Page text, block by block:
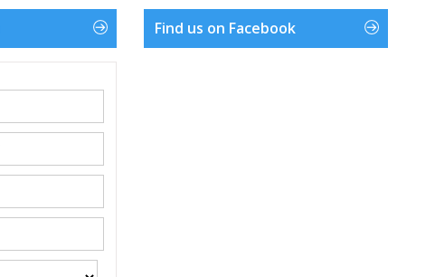
Find us on Facebook